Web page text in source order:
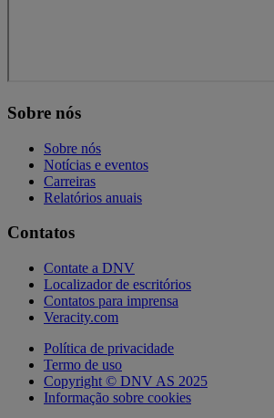
Sobre nós
Sobre nós
Notícias e eventos
Carreiras
Relatórios anuais
Contatos
Contate a DNV
Localizador de escritórios
Contatos para imprensa
Veracity.com
Política de privacidade
Termo de uso
Copyright © DNV AS 2025
Informação sobre cookies